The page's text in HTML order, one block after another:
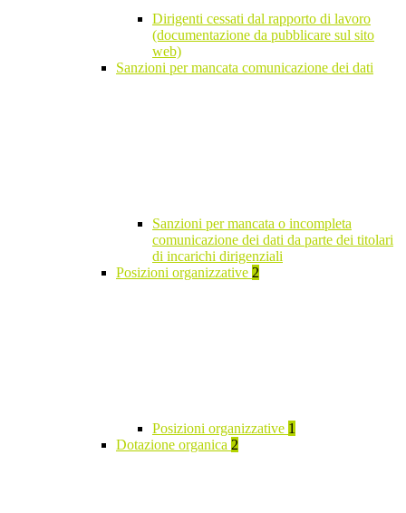
Dirigenti cessati dal rapporto di lavoro
(documentazione da pubblicare sul sito
web)
Sanzioni per mancata comunicazione dei dati
Sanzioni per mancata o incompleta
comunicazione dei dati da parte dei titolari
di incarichi dirigenziali
Posizioni organizzative 2
Posizioni organizzative 1
Dotazione organica 2